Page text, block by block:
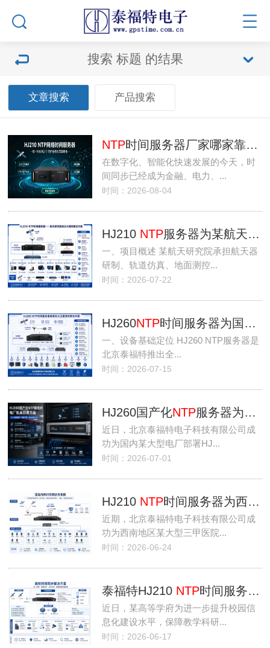
搜索 标题 的结果
文章搜索 产品搜索
NTP时间服务器厂家哪家靠谱？泰福特电子打造高可靠网络时间同步解决方案
在数字化、智能化快速发展的今天，时
间同步已经成为金融、电力、...
时间：2026-08-04
HJ210 NTP服务器为某航天研究院提供时频授时服务
一、项目概述 某航天研究院承担航天器
研制、轨道仿真、地面测控...
时间：2026-07-22
HJ260NTP时间服务器为国内某大型券商提供精准时间授时服务
一、设备基础定位 HJ260 NTP服务器是
北京泰福特推出全...
时间：2026-07-15
HJ260国产化NTP服务器为某电厂提供标准卫星授时服务
近日，北京泰福特电子科技有限公司成
功为国内某大型电厂部署HJ...
时间：2026-07-01
HJ210 NTP时间服务器为西南某三甲医院提供精准授时服务
近期，北京泰福特电子科技有限公司成
功为西南地区某大型三甲医院...
时间：2026-06-24
泰福特HJ210 NTP时间服务器为某高等学府内网提供时间同步保障
近日，某高等学府为进一步提升校园信
息化建设水平，保障教学科研...
时间：2026-06-17